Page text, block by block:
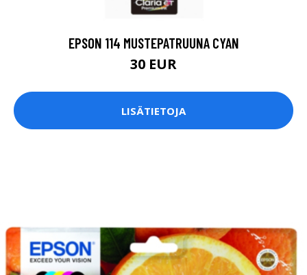
EPSON 114 MUSTEPATRUUNA CYAN
30 EUR
LISÄTIETOJA